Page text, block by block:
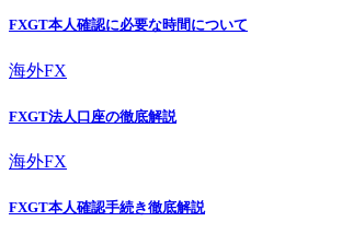
FXGT本人確認に必要な時間について
海外FX
FXGT法人口座の徹底解説
海外FX
FXGT本人確認手続き徹底解説